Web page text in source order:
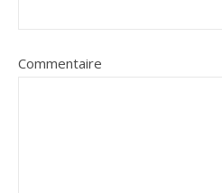
Commentaire